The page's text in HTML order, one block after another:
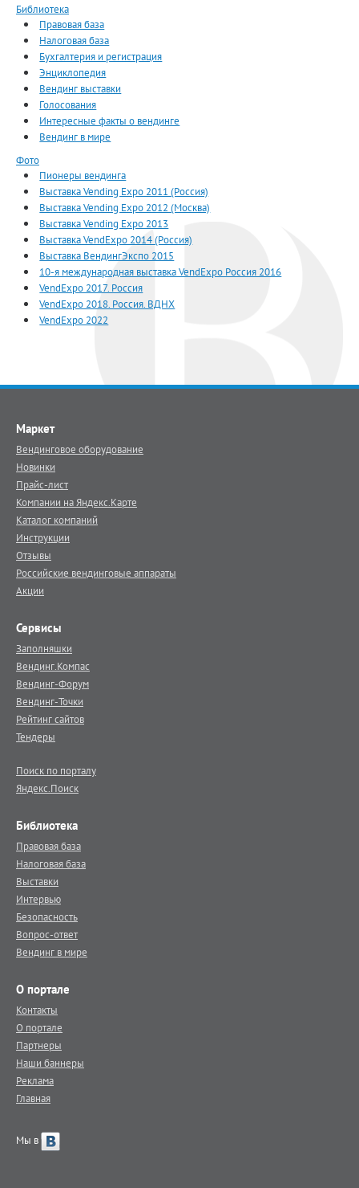
Библиотека
Правовая база
Налоговая база
Бухгалтерия и регистрация
Энциклопедия
Вендинг выставки
Голосования
Интересные факты о вендинге
Вендинг в мире
Фото
Пионеры вендинга
Выставка Vending Expo 2011 (Россия)
Выставка Vending Expo 2012 (Москва)
Выставка Vending Expo 2013
Выставка VendExpo 2014 (Россия)
Выставка ВендингЭкспо 2015
10-я международная выставка VendExpo Россия 2016
VendExpo 2017. Россия
VendExpo 2018. Россия. ВДНХ
VendExpo 2022
Маркет
Вендинговое оборудование
Новинки
Прайс-лист
Компании на Яндекс.Карте
Каталог компаний
Инструкции
Отзывы
Российские вендинговые аппараты
Акции
Сервисы
Заполняшки
Вендинг.Компас
Вендинг-Форум
Вендинг-Точки
Рейтинг сайтов
Тендеры
Поиск по порталу
Яндекс.Поиск
Библиотека
Правовая база
Налоговая база
Выставки
Интервью
Безопасность
Вопрос-ответ
Вендинг в мире
О портале
Контакты
О портале
Партнеры
Наши баннеры
Реклама
Главная
Мы в